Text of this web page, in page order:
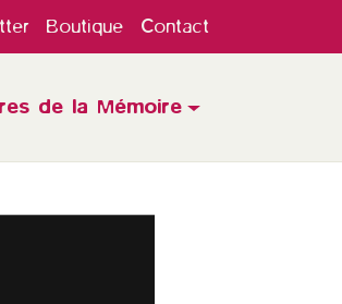
Boutique Contact
de la Mémoire